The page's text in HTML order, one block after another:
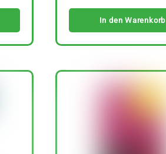
In den Warenkorb